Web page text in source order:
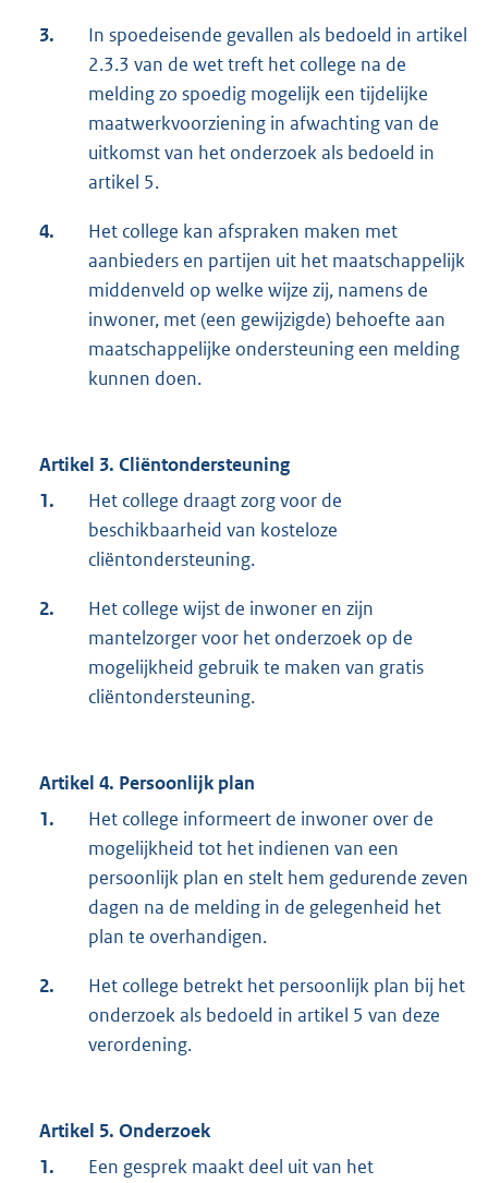
3.
In spoedeisende gevallen als bedoeld in artikel
2.3.3 van de wet treft het college na de
melding zo spoedig mogelijk een tijdelijke
maatwerkvoorziening in afwachting van de
uitkomst van het onderzoek als bedoeld in
artikel 5.
4.
Het college kan afspraken maken met
aanbieders en partijen uit het maatschappelijk
middenveld op welke wijze zij, namens de
inwoner, met (een gewijzigde) behoefte aan
maatschappelijke ondersteuning een melding
kunnen doen.
Artikel 3. Cliëntondersteuning
1.
Het college draagt zorg voor de
beschikbaarheid van kosteloze
cliëntondersteuning.
2.
Het college wijst de inwoner en zijn
mantelzorger voor het onderzoek op de
mogelijkheid gebruik te maken van gratis
cliëntondersteuning.
Artikel 4. Persoonlijk plan
1.
Het college informeert de inwoner over de
mogelijkheid tot het indienen van een
persoonlijk plan en stelt hem gedurende zeven
dagen na de melding in de gelegenheid het
plan te overhandigen.
2.
Het college betrekt het persoonlijk plan bij het
onderzoek als bedoeld in artikel 5 van deze
verordening.
Artikel 5. Onderzoek
1.
Een gesprek maakt deel uit van het